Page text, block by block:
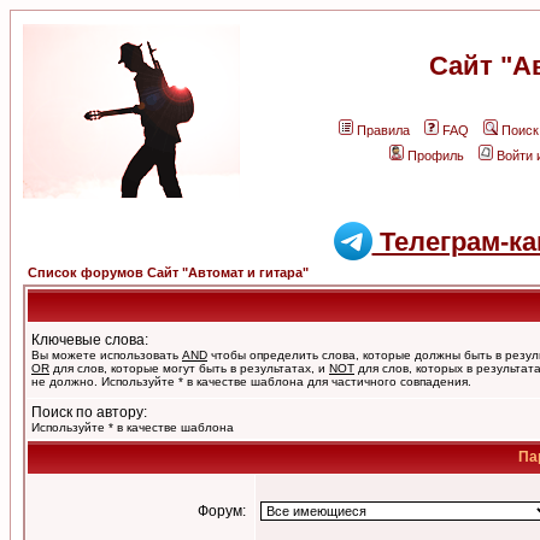
Сайт
Правила FAQ
Поиск
Профиль
Войти
Телеграм-
Список форумов Сайт "Автомат и гитара"
Ключевые слова:
Вы можете использовать AND чтобы определить слова, которые должны быть в
OR для слов, которые могут быть в результатах, и NOT для слов, которых в
не должно. Используйте * в качестве шаблона для частичного совпадения.
Поиск по автору:
Используйте * в качестве шаблона
Форум: